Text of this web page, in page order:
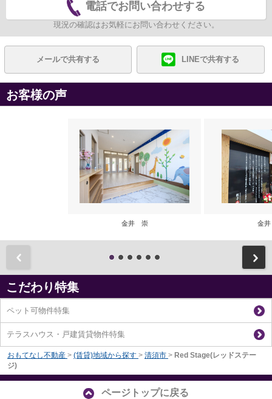
電話でお問い合わせする
現況の確認はお気軽にお問い合わせください。
メールで共有する LINEで共有する
お客様の声
金井 崇 金
こだわり特集
ペット可物件特集
テラスハウス・戸建賃貸物件特集
おもてなし不動産 > (賃貸)地域から探す > 清須市 > Red Stage(レッドステー
ジ)
ページトップに戻る